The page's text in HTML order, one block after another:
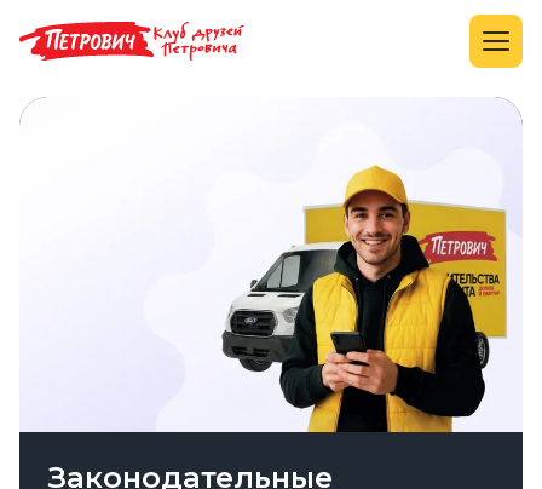
Законодательные